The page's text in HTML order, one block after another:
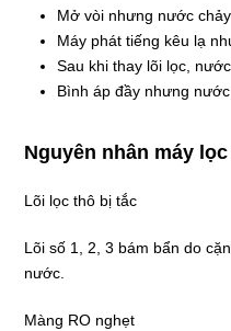
Mở vòi nhưng nước
Máy phát tiếng kêu lạ
Sau khi thay lõi lọc,
Bình áp đầy nhưng
Nguyên nhân máy
Lõi lọc thô bị tắc
Lõi số 1, 2, 3 bám bẩn do
nước.
Màng RO nghẹt